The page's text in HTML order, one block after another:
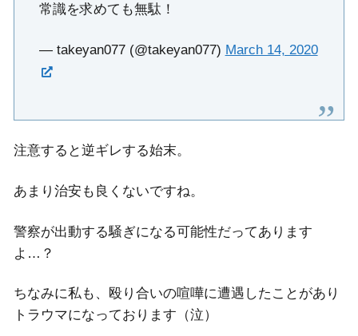
常識を求めても無駄！
— takeyan077 (@takeyan077) March 14, 2020
注意すると逆ギレする始末。
あまり治安も良くないですね。
警察が出動する騒ぎになる可能性だってあります
よ…？
ちなみに私も、殴り合いの喧嘩に遭遇したことがあり
トラウマになっております（泣）